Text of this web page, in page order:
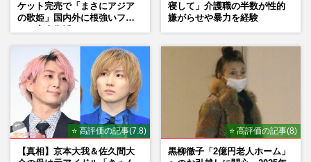
ケット完売で「まさにアジア
の歌姫」国内外に根強いファ
寝して」介護職の半数が性的
嫌がらせや暴力を経験
⭐ 高評価の記事(7.8)
【真相】京本大我＆佐久間大
⭐ 高評価の記事(8)
黒柳徹子「2億円老人ホーム」